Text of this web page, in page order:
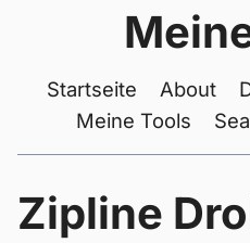
Startseite About
Meine Tools
Zipline